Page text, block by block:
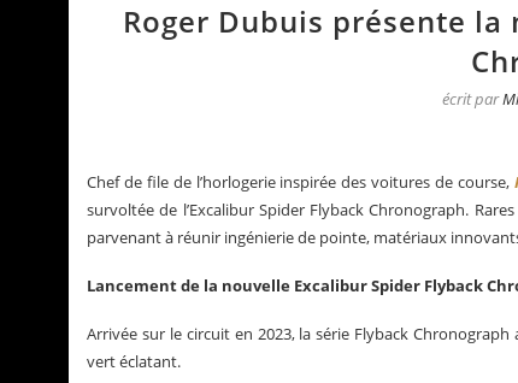
Roger Dubuis présente
écrit par
Chef de file de l’horlogerie inspirée des voitures de course,
survoltée de l’Excalibur Spider Flyback Chronograph.
parvenant à réunir ingénierie de pointe, matériaux
Lancement de la nouvelle Excalibur Spider Flyback
Arrivée sur le circuit en 2023, la série Flyback
vert éclatant.